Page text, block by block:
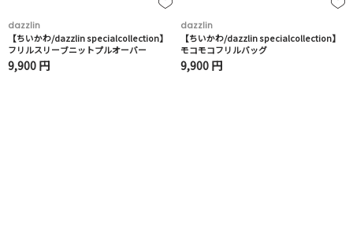
dazzlin
【ちいかわ/dazzlin specialcollection】
フリルスリーブニットプルオーバー
9,900 円
dazzlin
【ちいかわ/dazzlin specialcollection】
モコモコフリルバッグ
9,900 円